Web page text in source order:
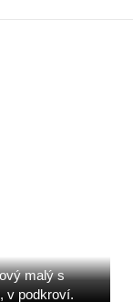
malý s
v podkroví.